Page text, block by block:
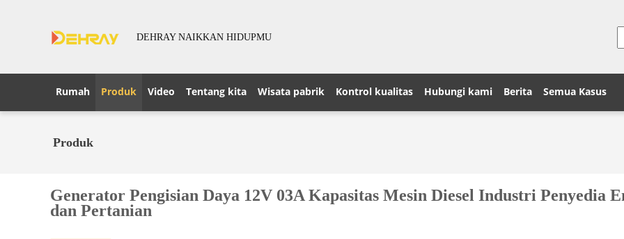
DEHRAY NAIKKAN HIDUPMU
Rumah Produk Video Tentang kita Wisata pabrik Kontrol kualitas Hubungi kami Berita Semua Kasus
Produk
Generator Pengisian Daya 12V 03A Kapasitas Mesin Diesel Industri Penyedia
dan Pertanian